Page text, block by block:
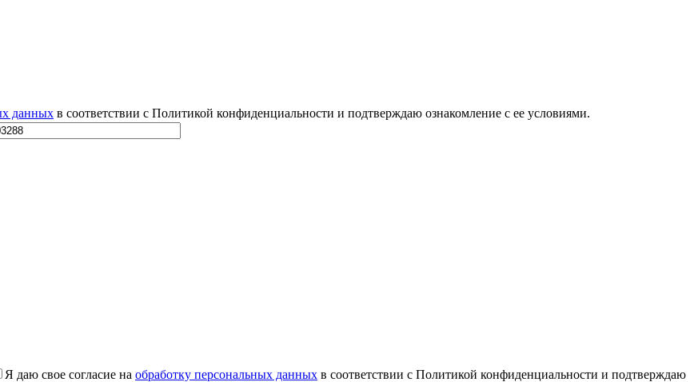
данных в соответствии с Политикой конфиденциальности и подтверждаю ознакомление с ее условиями.
Я даю свое согласие на обработку персональных данных в соответствии с Политикой конфиденциальности и подтверждаю